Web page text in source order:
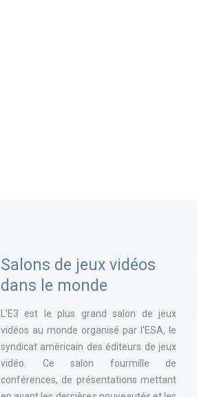
Salons de jeux vidéos
dans le monde
L'E3 est le plus grand salon de jeux
vidéos au monde organisé par l'ESA, le
syndicat américain des éditeurs de jeux
vidéo. Ce salon fourmille de
conférences, de présentations mettant